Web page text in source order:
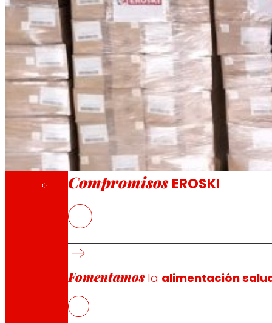
Fundación
A través de nuestra Fundación impulsamos
Compromisos
Compromisos EROSKI
Fomentamosla alimentación
ha hecho entrega de cerca de 50.000
por Cáritas Bizkaia.
Se trata de mascarillas de la marca textil MO de
“Estamos muy agradecidos a EROSKI por esta